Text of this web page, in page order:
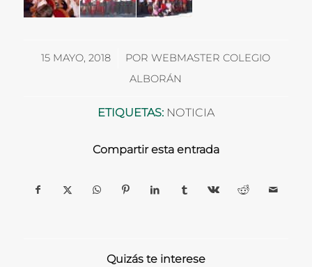
15 MAYO, 2018
/ PORWEBMASTER COLEGIO
ALBORÁN
ETIQUETAS: NOTICIA
Compartir esta entrada
Quizás te interese